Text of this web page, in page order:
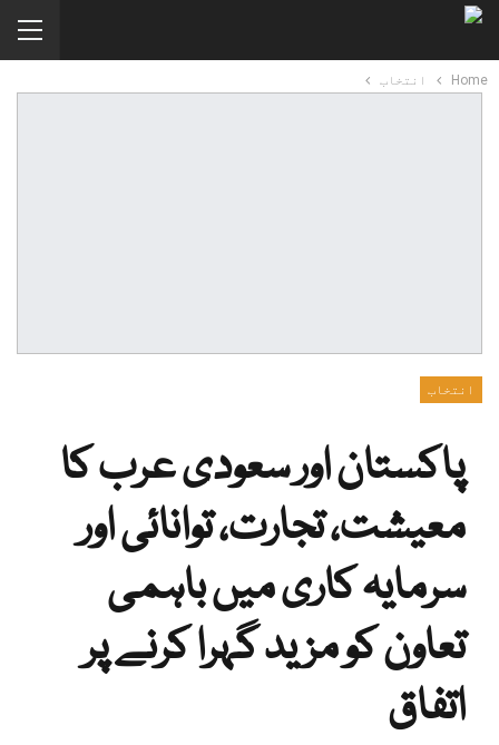
Home انتخاب
انتخاب
پاکستان اور سعودی عرب کا
معیشت، تجارت، توانائی اور
سرمایہ کاری میں باہمی
تعاون کو مزید گہرا کرنے پر
اتفاق